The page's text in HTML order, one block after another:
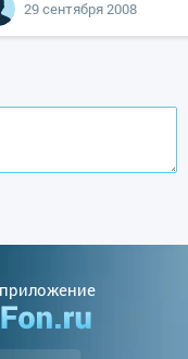
29 сентября 2008